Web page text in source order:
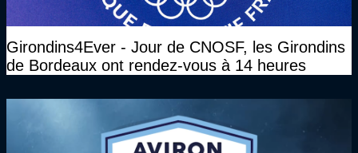
Girondins4Ever - Jour de CNOSF, les Girondins
de Bordeaux ont rendez-vous à 14 heures